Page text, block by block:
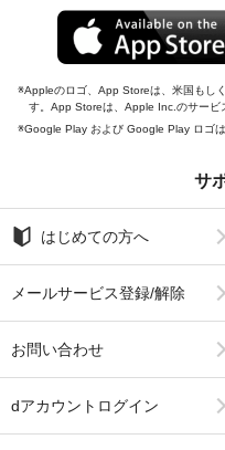
Appleのロゴ、App Storeは、米国もし
す。App Storeは、Apple Inc.のサービ
Google Play および Google Play ロゴ
サ
はじめての方へ
メールサービス登録/解除
お問い合わせ
dアカウントログイン